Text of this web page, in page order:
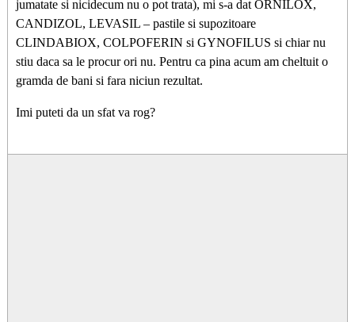
jumatate si nicidecum nu o pot trata), mi s-a dat ORNILOX,
CANDIZOL, LEVASIL – pastile si supozitoare
CLINDABIOX, COLPOFERIN si GYNOFILUS si chiar nu
stiu daca sa le procur ori nu. Pentru ca pina acum am cheltuit o
gramda de bani si fara niciun rezultat.
Imi puteti da un sfat va rog?